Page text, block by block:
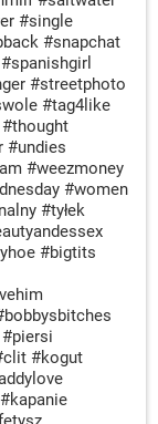
#single
#snapchat
#streetphoto
#tag4like
#undies
#weezmoney
#women
#tyłek
#bigtits
#kogut